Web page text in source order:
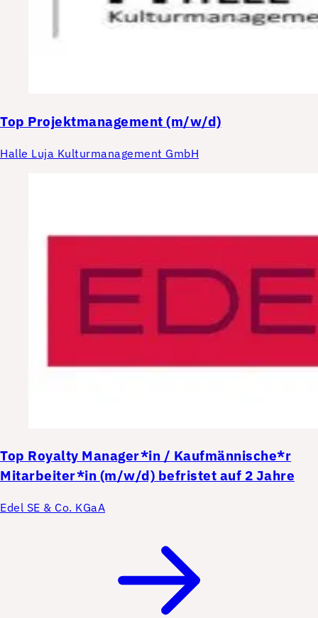
Top Projektmanagement (m/w/d)
Halle Luja Kulturmanagement GmbH
Top Royalty Manager*in / Kaufmännische*r
Mitarbeiter*in (m/w/d) befristet auf 2 Jahre
Edel SE & Co. KGaA